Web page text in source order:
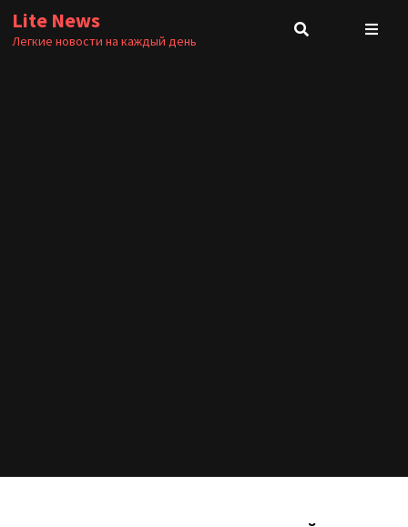
Перейти
Lite News
Легкие новости на каждый день